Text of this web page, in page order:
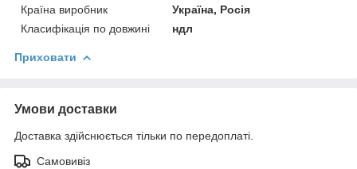
Країна виробник
Україна, Росія
Класифікація по довжині
ндл
Приховати
Умови доставки
Доставка здійснюється тільки по передоплаті.
Самовивіз